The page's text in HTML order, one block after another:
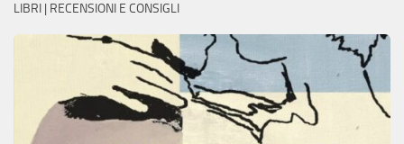
LIBRI | RECENSIONI E CONSIGLI